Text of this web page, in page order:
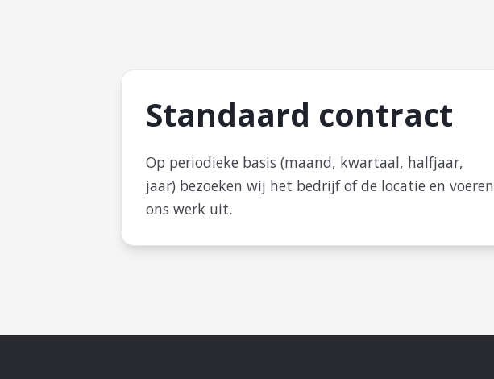
Standaard contract
Op periodieke basis (maand, kwartaal, halfjaar,
jaar) bezoeken wij het bedrijf of de locatie en voeren
ons werk uit.